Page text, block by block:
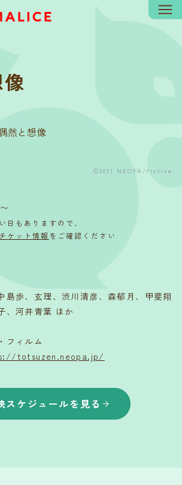
然と想像
©2021 NEOPA/fictive
〜
もありますので、
ケット情報 をご確認ください
島歩、玄理、渋川清彦、森郁月、甲斐翔
、河井青葉 ほか
フィルム
totsuzen.neopa.jp/
スケジュールを見る